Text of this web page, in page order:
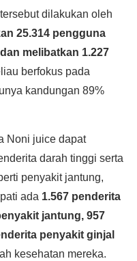
dilakukan oleh
25.314 pengguna
melibatkan 1.227
berfokus pada
kandungan 89%
Noni juice dapat
darah tinggi serta
penyakit jantung,
ada 1.567 penderita
jantung, 957
penyakit ginjal
kesehatan mereka.